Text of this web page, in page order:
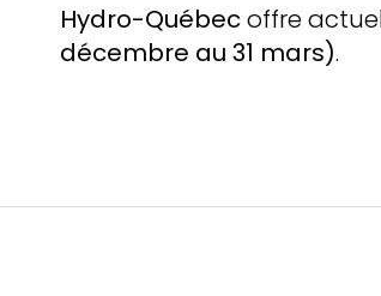
Hydro-Québecoffre
décembre au 31 mars).